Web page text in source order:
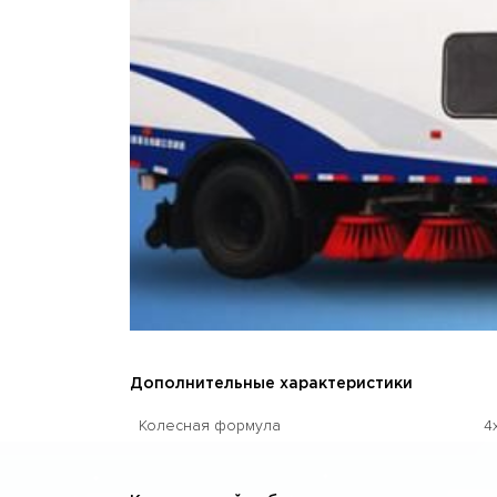
Дополнительные характеристики
Колесная формула